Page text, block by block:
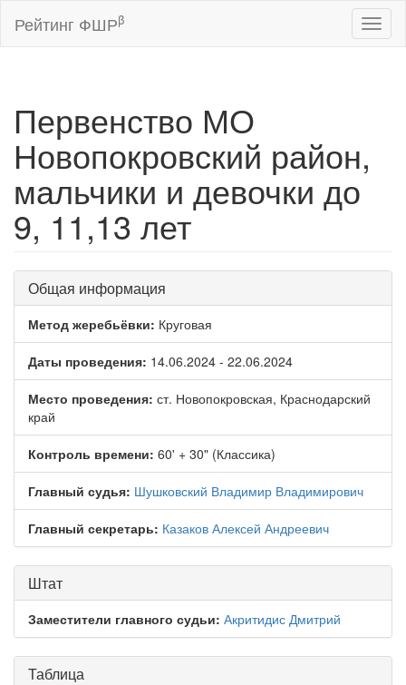
Рейтинг ФШРβ
Первенство МО
Новопокровский район,
мальчики и девочки до
9, 11,13 лет
Общая информация
Метод жеребьёвки: Круговая
Даты проведения: 14.06.2024 - 22.06.2024
Место проведения: ст. Новопокровская, Краснодарский
край
Контроль времени: 60' + 30" (Классика)
Главный судья: Шушковский Владимир Владимирович
Главный секретарь: Казаков Алексей Андреевич
Штат
Заместители главного судьи: Акритидис Дмитрий
Таблица